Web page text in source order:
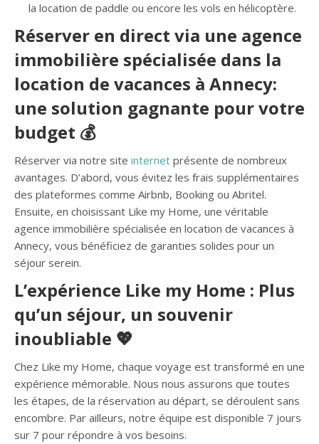
la location de paddle ou encore les vols en hélicoptère.
Réserver en direct via une agence
immobilière spécialisée dans la
location de vacances à Annecy:
une solution gagnante pour votre
budget 💰
Réserver via notre site internet présente de nombreux
avantages. D’abord, vous évitez les frais supplémentaires
des plateformes comme Airbnb, Booking ou Abritel.
Ensuite, en choisissant Like my Home, une véritable
agence immobilière spécialisée en location de vacances à
Annecy, vous bénéficiez de garanties solides pour un
séjour serein.
L’expérience Like my Home : Plus
qu’un séjour, un souvenir
inoubliable 💖
Chez Like my Home, chaque voyage est transformé en une
expérience mémorable. Nous nous assurons que toutes
les étapes, de la réservation au départ, se déroulent sans
encombre. Par ailleurs, notre équipe est disponible 7 jours
sur 7 pour répondre à vos besoins.